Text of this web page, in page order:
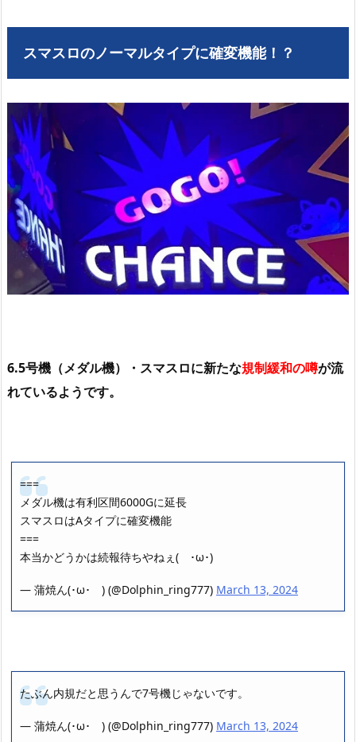
スマスロのノーマルタイプに確変機能！？
6.5号機（メダル機）・スマスロに新たな規制緩和の噂が流
れているようです。
===
メダル機は有利区間6000Gに延長
スマスロはAタイプに確変機能
===
本当かどうかは続報待ちやねぇ( ･ω･)
— 蒲焼ん(･ω･ ) (@Dolphin_ring777) March 13, 2024
たぶん内規だと思うんで7号機じゃないです。
— 蒲焼ん(･ω･ ) (@Dolphin_ring777) March 13, 2024